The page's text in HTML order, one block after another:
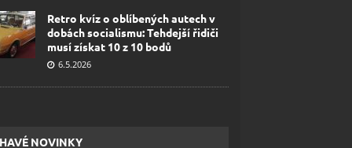
Retro kvíz o oblíbených autech v
dobách socialismu: Tehdejší řidiči
musí získat 10 z 10 bodů
6.5.2026
NOVINKY